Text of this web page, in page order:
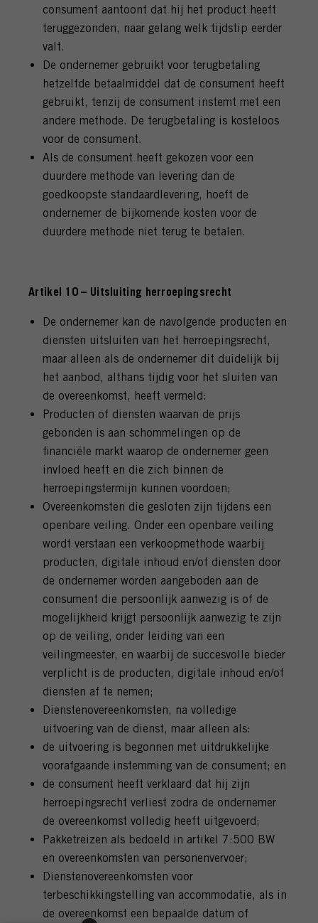
consument aantoont dat hij het product heeft
teruggezonden, naar gelang welk tijdstip eerder
valt.
De ondernemer gebruikt voor terugbetaling
hetzelfde betaalmiddel dat de consument heeft
gebruikt, tenzij de consument instemt met een
andere methode. De terugbetaling is kosteloos
voor de consument.
Als de consument heeft gekozen voor een
duurdere methode van levering dan de
goedkoopste standaardlevering, hoeft de
ondernemer de bijkomende kosten voor de
duurdere methode niet terug te betalen.
Artikel 10 – Uitsluiting herroepingsrecht
De ondernemer kan de navolgende producten en
diensten uitsluiten van het herroepingsrecht,
maar alleen als de ondernemer dit duidelijk bij
het aanbod, althans tijdig voor het sluiten van
de overeenkomst, heeft vermeld:
Producten of diensten waarvan de prijs
gebonden is aan schommelingen op de
financiële markt waarop de ondernemer geen
invloed heeft en die zich binnen de
herroepingstermijn kunnen voordoen;
Overeenkomsten die gesloten zijn tijdens een
openbare veiling. Onder een openbare veiling
wordt verstaan een verkoopmethode waarbij
producten, digitale inhoud en/of diensten door
de ondernemer worden aangeboden aan de
consument die persoonlijk aanwezig is of de
mogelijkheid krijgt persoonlijk aanwezig te zijn
op de veiling, onder leiding van een
veilingmeester, en waarbij de succesvolle bieder
verplicht is de producten, digitale inhoud en/of
diensten af te nemen;
Dienstenovereenkomsten, na volledige
uitvoering van de dienst, maar alleen als:
de uitvoering is begonnen met uitdrukkelijke
voorafgaande instemming van de consument; en
de consument heeft verklaard dat hij zijn
herroepingsrecht verliest zodra de ondernemer
de overeenkomst volledig heeft uitgevoerd;
Pakketreizen als bedoeld in artikel 7:500 BW
en overeenkomsten van personenvervoer;
Dienstenovereenkomsten voor
terbeschikkingstelling van accommodatie, als in
de overeenkomst een bepaalde datum of